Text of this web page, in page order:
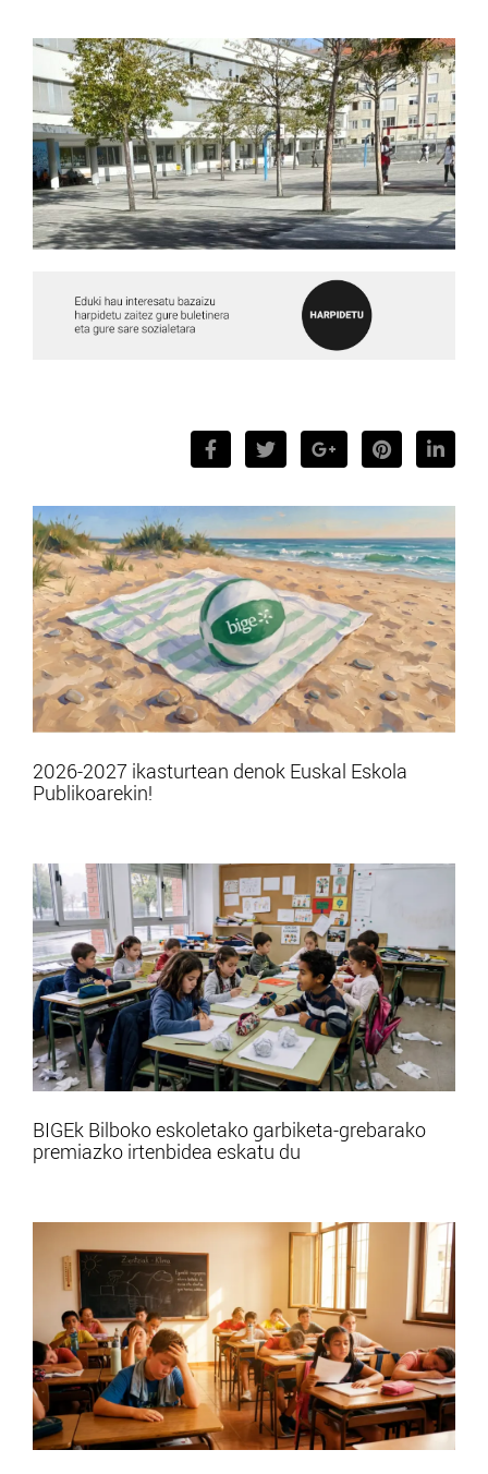
2026-2027 ikasturtean denok Euskal Eskola
Publikoarekin!
BIGEk Bilboko eskoletako garbiketa-grebarako
premiazko irtenbidea eskatu du